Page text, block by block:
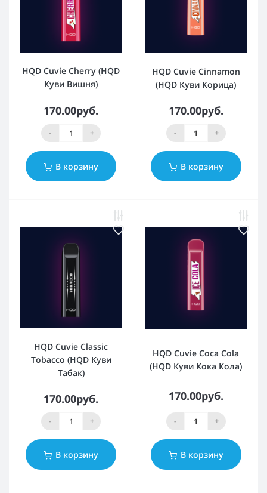
HQD Cuvie Cherry (HQD
Куви Вишня)
170.00руб.
- +
В корзину
HQD Cuvie Cinnamon
(HQD Куви Корица)
170.00руб.
- +
В корзину
HQD Cuvie Classic
Tobacco (HQD Куви
Табак)
170.00руб.
- +
В корзину
HQD Cuvie Coca Cola
(HQD Куви Кока Кола)
170.00руб.
- +
В корзину